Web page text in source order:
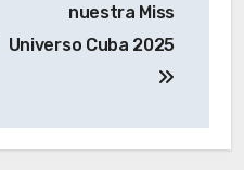
nuestra Miss
Universo Cuba 2025